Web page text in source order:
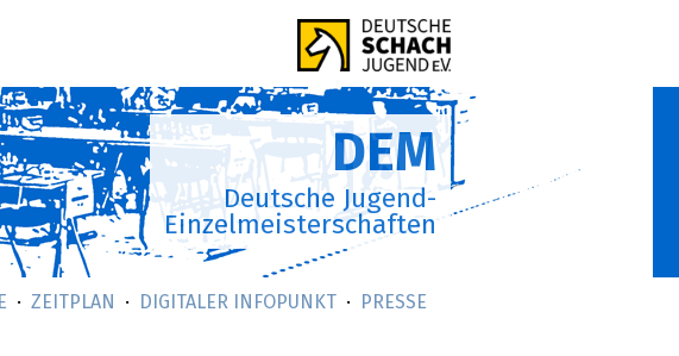
DEM
Deutsche Jugend-
Einzelmeisterschaften
ZEITPLAN DIGITALER INFOPUNKT PRESSE